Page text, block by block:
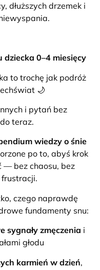
dłuższych drzemek i
0–4 miesięcy
to trochę jak podróż
🌙
i pytań bez
teraz.
wiedzy o śnie
po to, abyś krok
— bez chaosu, bez
czego naprawdę
fundamenty snu:
sygnały zmęczenia i
głodu
karmień w dzień,